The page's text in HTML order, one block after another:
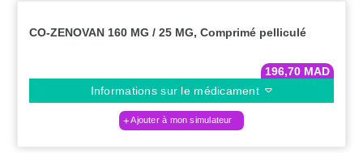
CO-ZENOVAN 160 MG / 25 MG, Comprimé pelliculé
196,70 MAD
Informations sur le médicament
Ajouter à mon simulateur